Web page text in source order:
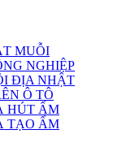
MUỖI
NGHIỆP
ĐỊA NHẬT
Ô TÔ
HÚT ẨM
TẠO ẨM